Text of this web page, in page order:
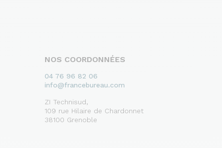
NOS COORDONNÉES
04 76 96 82 06
info@francebureau.com
ZI Technisud,
109 rue Hilaire de Chardonnet
38100 Grenoble